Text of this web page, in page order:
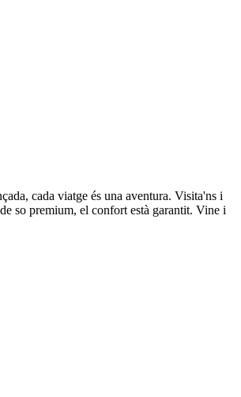
cada viatge és una aventura. Visita'ns i
so premium, el confort està garantit. Vine i